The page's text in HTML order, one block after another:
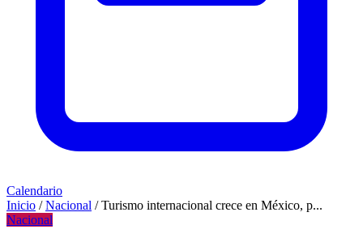
Calendario
Inicio / Nacional / Turismo internacional crece en México, p...
Nacional